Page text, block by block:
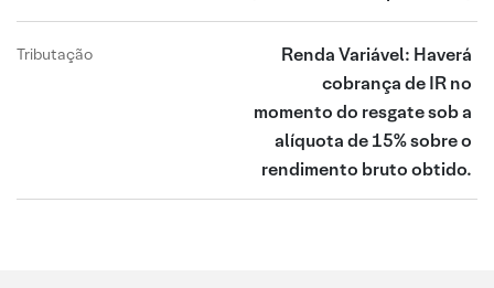
Tributação
Renda Variável: Haverá
cobrança de IR no
momento do resgate sob a
alíquota de 15% sobre o
rendimento bruto obtido.